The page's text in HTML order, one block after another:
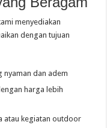
menyediakan
dengan tujuan
nyaman dan adem
harga lebih
atau kegiatan outdoor